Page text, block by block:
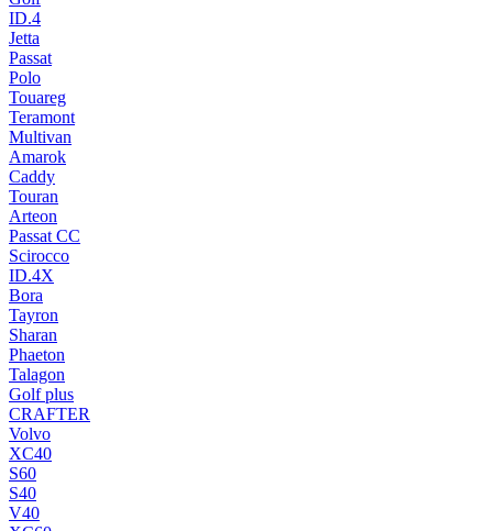
ID.4
Jetta
Passat
Polo
Touareg
Teramont
Multivan
Amarok
Caddy
Touran
Arteon
Passat CC
Scirocco
ID.4X
Bora
Tayron
Sharan
Phaeton
Talagon
Golf plus
CRAFTER
Volvo
XC40
S60
S40
V40